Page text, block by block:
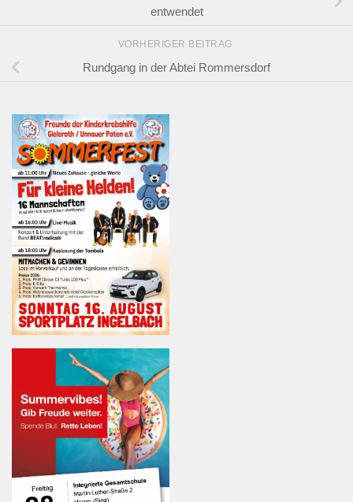
entwendet
VORHERIGER BEITRAG
Rundgang in der Abtei Rommersdorf